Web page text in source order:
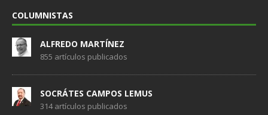
COLUMNISTAS
ALFREDO MARTÍNEZ
855 artículos publicados
SOCRÁTES CAMPOS LEMUS
314 artículos publicados